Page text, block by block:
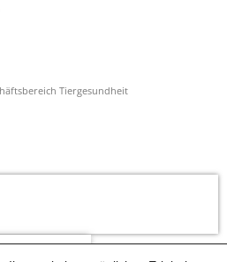
Tiergesundheit